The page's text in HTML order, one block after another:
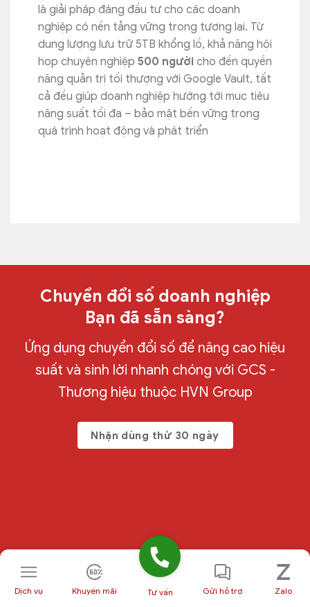
là giải pháp đáng đầu tư cho các doanh
nghiệp có nền tảng vững trong tương lai. Từ
dung lượng lưu trữ 5TB khổng lồ, khả năng hội
họp chuyên nghiệp 500 người cho đến quyền
năng quản trị tối thượng với Google Vault, tất
cả đều giúp doanh nghiệp hướng tới mục tiêu
năng suất tối đa – bảo mật bền vững trong
quá trình hoạt động và phát triển
Chuyển đổi số doanh nghiệp
Bạn đã sẵn sàng?
Ứng dụng chuyển đổi số để nâng cao hiệu
suất và sinh lời nhanh chóng với GCS -
Thương hiệu thuộc HVN Group
Nhận dùng thử 30 ngày
Dịch vụ Khuyến mãi Tư vấn Gửi hỗ trợ Zalo